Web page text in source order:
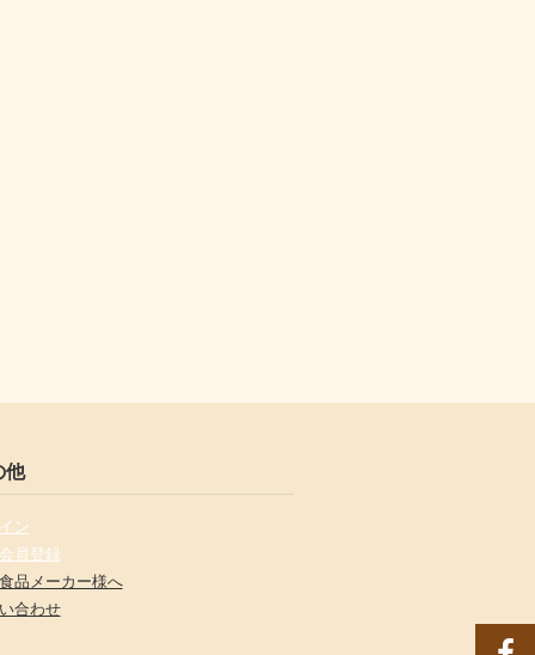
他
ン
員登録
品メーカー様へ
合わせ